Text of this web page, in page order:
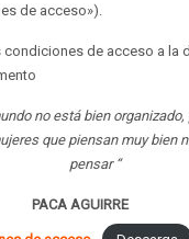
de acceso»).
condiciones de acceso a la
no está bien organizado,
que piensan muy bien
pensar “
PACA AGUIRRE